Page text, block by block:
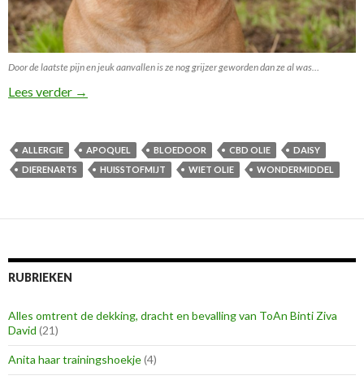
Door de laatste pijn en jeuk aanvallen is ze nog grijzer geworden dan ze al was…
Lees verder Apoquel een wondermiddel?
→
ALLERGIE APOQUEL BLOEDOOR CBD OLIE
DAISY
DIERENARTS
HUISSTOFMIJT WIET OLIE WONDERMIDDEL
RUBRIEKEN
Alles omtrent de dekking, dracht en bevalling van ToAn Binti Ziva
David (21)
Anita haar trainingshoekje(4)